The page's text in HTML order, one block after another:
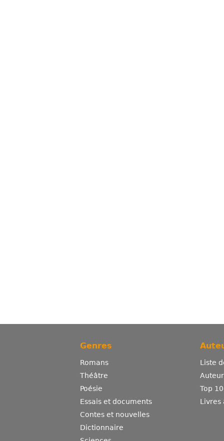
Genres
Romans
Théâtre
Poésie
Essais et documents
Contes et nouvelles
Dictionnaire
Liste
Top
Livres